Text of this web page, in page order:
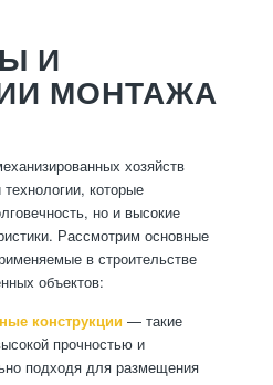
И
МОНТАЖА
хозяйств
которые
но и высокие
Рассмотрим основные
в строительстве
объектов:
конструкции — такие
прочностью и
подходя для размещения